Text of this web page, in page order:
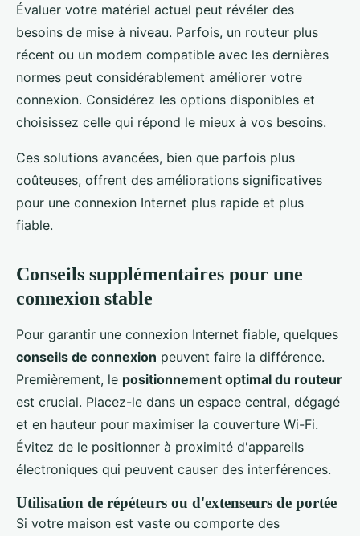
Évaluer votre matériel actuel peut révéler des
besoins de mise à niveau. Parfois, un routeur plus
récent ou un modem compatible avec les dernières
normes peut considérablement améliorer votre
connexion. Considérez les options disponibles et
choisissez celle qui répond le mieux à vos besoins.
Ces solutions avancées, bien que parfois plus
coûteuses, offrent des améliorations significatives
pour une connexion Internet plus rapide et plus
fiable.
Conseils supplémentaires pour une
connexion stable
Pour garantir une connexion Internet fiable, quelques
conseils de connexion peuvent faire la différence.
Premièrement, le positionnement optimal du routeur
est crucial. Placez-le dans un espace central, dégagé
et en hauteur pour maximiser la couverture Wi-Fi.
Évitez de le positionner à proximité d'appareils
électroniques qui peuvent causer des interférences.
Utilisation de répéteurs ou d'extenseurs de portée
Si votre maison est vaste ou comporte des